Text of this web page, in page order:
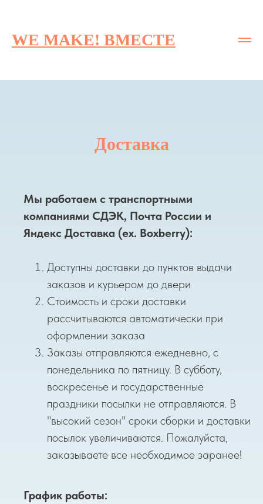
WE MAKE! ВМЕСТЕ
Доставка
Мы работаем с транспортными
компаниями СДЭК, Почта России и
Яндекс Доставка (ех. Boxberry):
Доступны доставки до пунктов выдачи
заказов и курьером до двери
Стоимость и сроки доставки
рассчитываются автоматически при
оформлении заказа
Заказы отправляются ежедневно, с
понедельника по пятницу. В субботу,
воскресенье и государственные
праздники посылки не отправляются. В
"высокий сезон" сроки сборки и доставки
посылок увеличиваются. Пожалуйста,
заказываете все необходимое заранее!
График работы: